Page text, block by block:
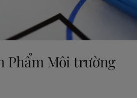
Phẩm Môi trường